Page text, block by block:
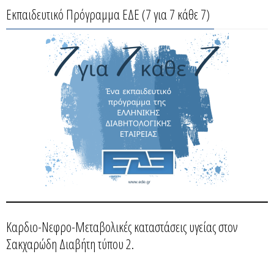
Εκπαιδευτικό Πρόγραμμα ΕΔΕ (7 για 7 κάθε 7)
Καρδιο-Νεφρο-Μεταβολικές καταστάσεις υγείας στον
Σακχαρώδη Διαβήτη τύπου 2.